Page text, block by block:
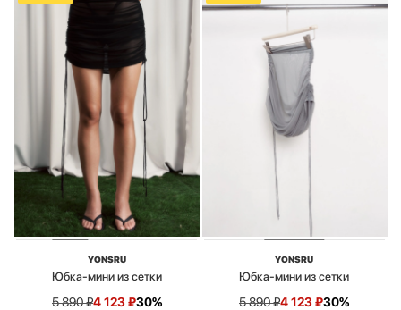
YONSRU
Юбка-мини из сетки
5 890₽4 123₽30%
YONSRU
Юбка-мини из сетки
5 890₽4 123₽30%